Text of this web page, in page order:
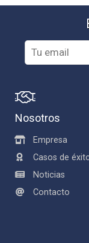
Nosotros
Empresa
Casos de
Noticias
Contacto